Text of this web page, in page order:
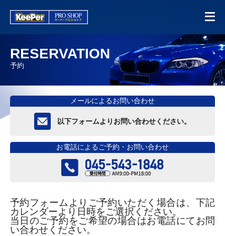
RESERVATION
予約
メールによるお問い合わせ
以下フォームよりお問い合わせください。
お電話によるご予約・お問い合わせ
予約フォームよりご予約いただく場合は、下記
カレンダーより日時をご選択ください。
当日のご予約をご希望の場合はお電話にてお問
い合わせください。